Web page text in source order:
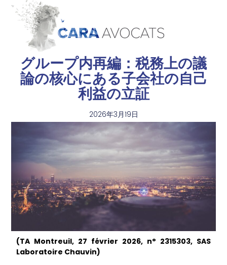
グループ内再編：税務上の議
論の核心にある子会社の自己
利益の立証
2026年3月19日
(TA Montreuil, 27 février 2026, n° 2315303, SAS
Laboratoire Chauvin)